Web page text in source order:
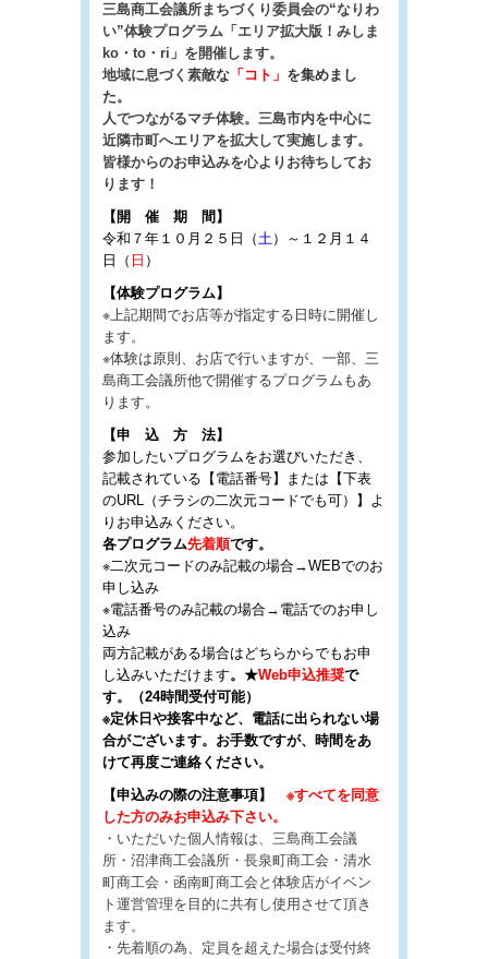
三島商工会議所まちづくり委員会の“なりわ
い”体験プログラム「エリア拡大版！みしま
ko・to・ri」を開催します。
地域に息づく素敵な 「コト」 を集めまし
た。
人でつながるマチ体験。三島市内を中心に
近隣市町へエリアを拡大して実施します。
皆様からのお申込みを心よりお待ちしてお
ります！
【開 催 期 間】
令和７年１０月２５日（土）～１２月１４
日（ 日 ）
【体験プログラム】
※上記期間でお店等が指定する日時に開催し
ます。
※体験は原則、お店で行いますが、一部、三
島商工会議所他で開催するプログラムもあ
ります。
【申 込 方 法】
参加したいプログラムをお選びいただき、
記載されている【電話番号】または【下表
のURL（チラシの二次元コードでも可）】よ
りお申込みください。
各プログラム先着順です。
※二次元コードのみ記載の場合→WEBでのお
申し込み
※電話番号のみ記載の場合→電話でのお申し
込み
両方記載がある場合はどちらからでもお申
し込みいただけます。★Web申込推奨で
す。（24時間受付可能）
※定休日や接客中など、電話に出られない場
合がございます。お手数ですが、時間をあ
けて再度ご連絡ください。
【申込みの際の注意事項】※すべてを同意
した方のみお申込み下さい。
・いただいた個人情報は、三島商工会議
所・沼津商工会議所・長泉町商工会・清水
町商工会・函南町商工会と体験店がイベン
ト運営管理を目的に共有し使用させて頂き
ます。
・先着順の為、定員を超えた場合は受付終